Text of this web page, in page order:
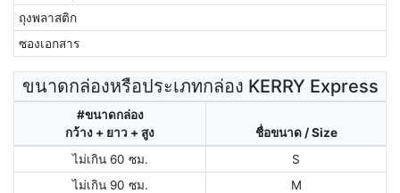
ถุงพลาสติก
ซองเอกสาร
ขนาดกล่องหรือประเภทกล่อง KERRY Express
#ขนาดกล่อง
กว้าง + ยาว + สูง
ชื่อขนาด / Size
ไม่เกิน 60 ซม.
S
ไม่เกิน 90 ซม.
M